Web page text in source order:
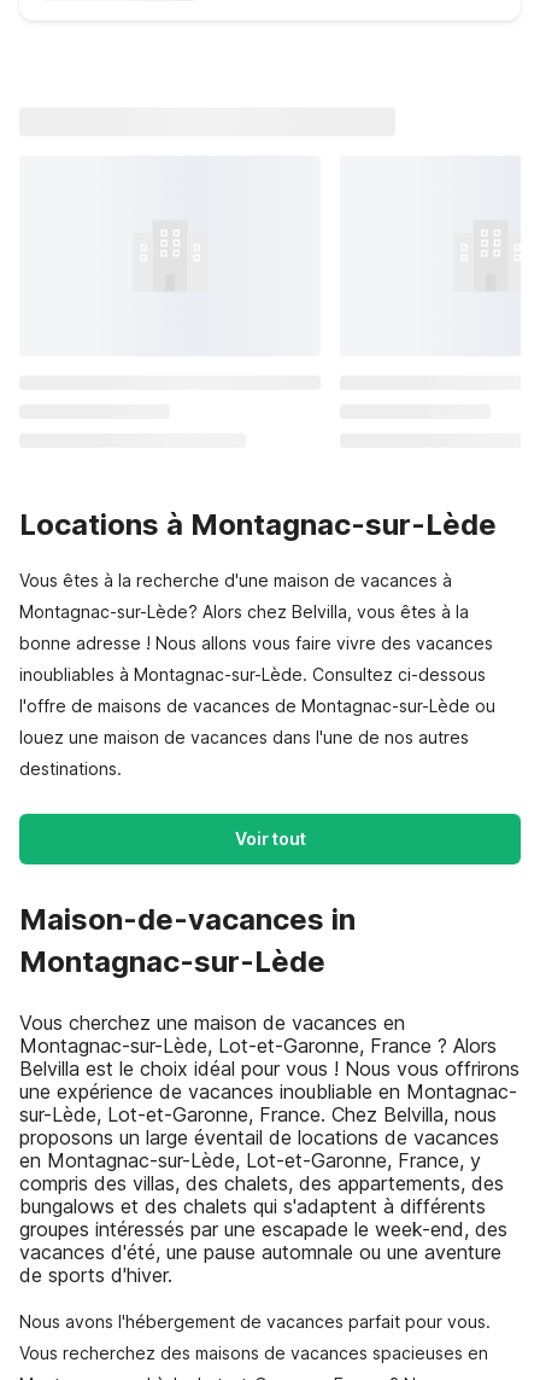
Locations à Montagnac-sur-Lède
Vous êtes à la recherche d'une maison de vacances à
Montagnac-sur-Lède? Alors chez Belvilla, vous êtes à la
bonne adresse ! Nous allons vous faire vivre des vacances
inoubliables à Montagnac-sur-Lède. Consultez ci-dessous
l'offre de maisons de vacances de Montagnac-sur-Lède ou
louez une maison de vacances dans l'une de nos autres
destinations.
Voir tout
Maison-de-vacances in
Montagnac-sur-Lède
Vous cherchez une maison de vacances en
Montagnac-sur-Lède, Lot-et-Garonne, France ? Alors
Belvilla est le choix idéal pour vous ! Nous vous offrirons
une expérience de vacances inoubliable en Montagnac-
sur-Lède, Lot-et-Garonne, France. Chez Belvilla, nous
proposons un large éventail de locations de vacances
en Montagnac-sur-Lède, Lot-et-Garonne, France, y
compris des villas, des chalets, des appartements, des
bungalows et des chalets qui s'adaptent à différents
groupes intéressés par une escapade le week-end, des
vacances d'été, une pause automnale ou une aventure
de sports d'hiver.
Nous avons l'hébergement de vacances parfait pour vous.
Vous recherchez des maisons de vacances spacieuses en